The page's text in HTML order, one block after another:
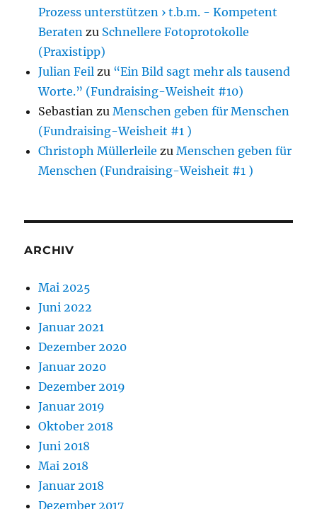
Prozess unterstützen › t.b.m. - Kompetent
Beraten zu Schnellere Fotoprotokolle
(Praxistipp)
Julian Feil zu “Ein Bild sagt mehr als tausend
Worte.” (Fundraising-Weisheit #10)
Sebastian zuMenschen geben für Menschen
(Fundraising-Weisheit #1 )
Christoph Müllerleile zuMenschen geben für
Menschen (Fundraising-Weisheit #1 )
ARCHIV
Mai 2025
Juni 2022
Januar 2021
Dezember 2020
Januar 2020
Dezember 2019
Januar 2019
Oktober 2018
Juni 2018
Mai 2018
Januar 2018
Dezember 2017